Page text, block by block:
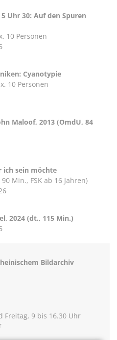
Uhr 30: Auf den Spuren
10 Personen
Cyanotypie
10 Personen
Maloof, 2013 (OmdU, 84
ich sein möchte
Min., FSK ab 16 Jahren)
2024 (dt., 115 Min.)
Bildarchiv
Freitag, 9 bis 16.30 Uhr